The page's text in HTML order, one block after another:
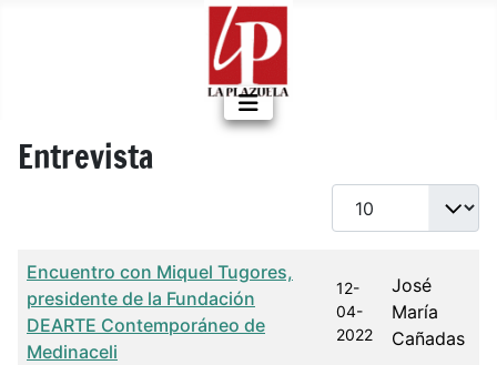
Entrevista
Cantidad a mostrar
Título Fecha de publicación Autor
Encuentro con Miquel Tugores,
presidente de la Fundación
DEARTE Contemporáneo de
Medinaceli
12-
04-
2022
José
María
Cañadas